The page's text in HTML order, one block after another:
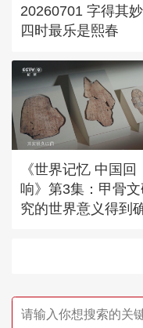
20260701 字得其
四时最乐是熙春
《世界记忆 中国回
响》第3集：甲骨
究的世界意义得到